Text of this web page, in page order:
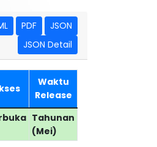
PDF
JSON
JSON Detail
Waktu
Release
Tahunan
(Mei)